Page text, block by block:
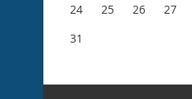
24
25 26 27
31